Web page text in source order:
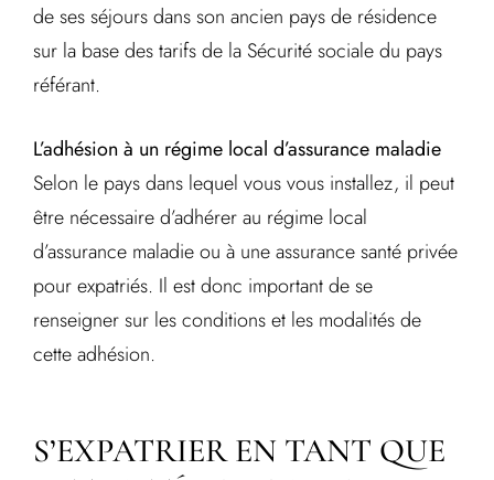
de ses séjours dans son ancien pays de résidence
sur la base des tarifs de la Sécurité sociale du pays
référant.
L’adhésion à un régime local d’assurance maladie
Selon le pays dans lequel vous vous installez, il peut
être nécessaire d’adhérer au régime local
d’assurance maladie ou à une assurance santé privée
pour expatriés. Il est donc important de se
renseigner sur les conditions et les modalités de
cette adhésion.
S’EXPATRIER EN TANT QUE